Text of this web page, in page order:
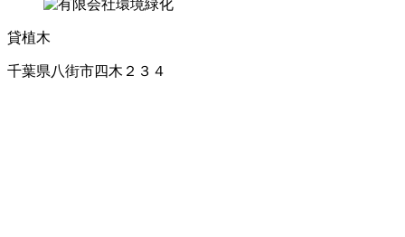
貸植木
千葉県八街市四木２３４